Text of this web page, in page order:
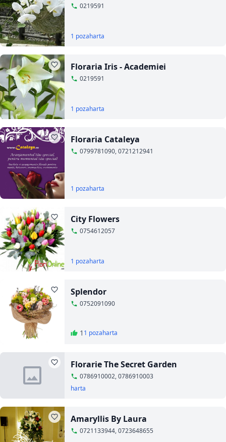
0219591
1 pozaharta
Floraria Iris - Academiei
0219591
1 pozaharta
Floraria Cataleya
0799781090, 0721212941
1 pozaharta
City Flowers
0754612057
1 pozaharta
Splendor
0752091090
1 1 pozaharta
Florarie The Secret Garden
0786910002, 0786910003
harta
Amaryllis By Laura
0721133944, 0723648655